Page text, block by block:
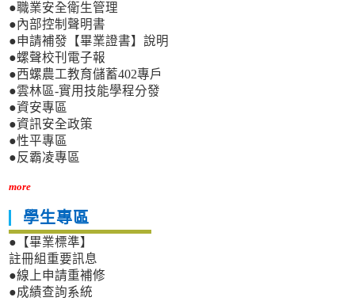
●職業安全衛生管理
●內部控制聲明書
●申請補發【畢業證書】說明
●螺聲校刊電子報
●西螺農工教育儲蓄402專戶
●雲林區-實用技能學程分發
●資安專區
●資訊安全政策
●性平專區
●反霸凌專區
more
學生專區
●【畢業標準】
註冊組重要訊息
●線上申請重補修
●成績查詢系統